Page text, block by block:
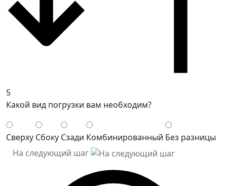
5
Какой вид погрузки вам необходим?
Сверху Сбоку Сзади Комбинированный Без разницы
На следующий шаг